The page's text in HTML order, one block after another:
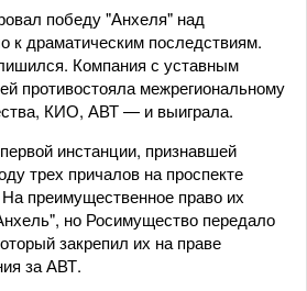
победу "Анхеля" над
к драматическим последствиям.
Компания с уставным
противостояла межрегиональному
КИО, АВТ — и выиграла.
инстанции, признавшей
трех причалов на проспекте
преимущественное право их
но Росимущество передало
закрепил их на праве
за АВТ.